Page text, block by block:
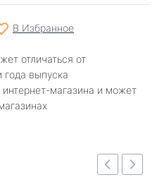
В Избранное
отличаться от
года выпуска
магазина и может
Быстрый просмотр